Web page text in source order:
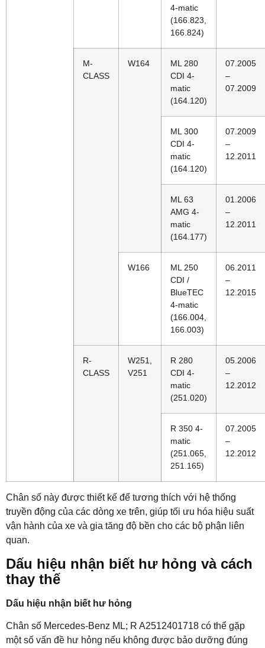
4-matic
(166.823,
166.824)
M-
CLASS
W164
ML 280
CDI 4-
matic
(164.120)
07.2005
–
07.2009
ML 300
CDI 4-
matic
(164.120)
07.2009
–
12.2011
ML 63
AMG 4-
matic
(164.177)
01.2006
–
12.2011
W166
ML 250
CDI /
BlueTEC
4-matic
(166.004,
166.003)
06.2011
–
12.2015
R-
CLASS
W251,
V251
R 280
CDI 4-
matic
(251.020)
05.2006
–
12.2012
R 350 4-
matic
(251.065,
251.165)
07.2005
–
12.2012
Chân số này được thiết kế để tương thích với hệ thống
truyền động của các dòng xe trên, giúp tối ưu hóa hiệu suất
vận hành của xe và gia tăng độ bền cho các bộ phận liên
quan.
Dấu hiệu nhận biết hư hỏng và cách
thay thế
Dấu hiệu nhận biết hư hỏng
Chân số Mercedes-Benz ML; R A2512401718 có thể gặp
một số vấn đề hư hỏng nếu không được bảo dưỡng đúng